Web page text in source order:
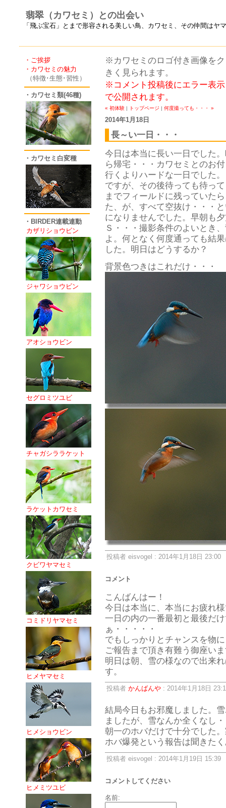
翡翠（カワセミ）との出会い
「飛ぶ宝石」とまで形容される美しい鳥、カワセミ、その仲間は
・ご挨拶
・カワセミの魅力
（特徴･生態･習性）
・カワセミ類(46種)
・カワセミ白変種
・BIRDER連載連動
カザリショウビン
ジャワショウビン
アオショウビン
セグロミツユビ
チャガシララケット
ラケットカワセミ
クビワヤマセミ
コミドリヤマセミ
ヒメヤマセミ
ヒメショウビン
ヒメミツユビ
※カワセミのロゴ付き画像を
きく見られます。
※コメント投稿後にエラー表
で公開されます。
« 初体験| トップページ | 何度撮っても・・・ »
2014年1月18日
長～い一日・・・
今日は本当に長い一日でした
ら帰宅・・・カワセミとのお
行くよりハードな一日でした
ですが、その後待っても待っ
までフィールドに残っていた
た、が、すべて空抜け・・・
になりませんでした。早朝も
Ｓ・・・撮影条件のよいとき
よ。何となく何度通っても結
した。明日はどうするか？
背景色つきはこれだけ・・・
投稿者 eisvogel : 2014年1月18日 23:00
コメント
こんばんはー！
今日は本当に、本当にお疲れ
一日の内の一番最初と最後だ
ぁ・・・・・
でもしっかりとチャンスを物
ご報告まで頂き有難う御座い
明日は朝、雪の様なので出来
す。
投稿者 かんばんや: 2014年1月18日
結局今日もお邪魔しました。
ましたが、雪なんか全くなし
朝一のホバだけで十分でした
ホバ爆発という報告は聞きた
投稿者 eisvogel : 2014年1月19日 15:39
コメントしてください
名前: